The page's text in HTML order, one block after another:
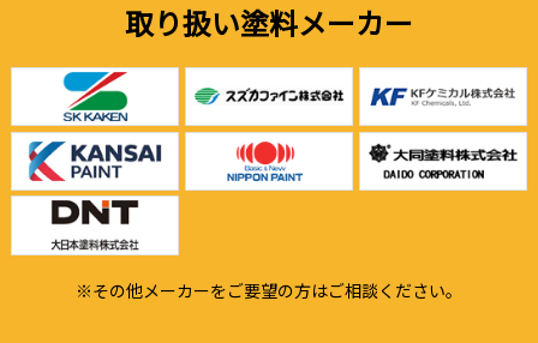
取り扱い塗料メーカー
※その他メーカーをご要望の方はご相談ください。